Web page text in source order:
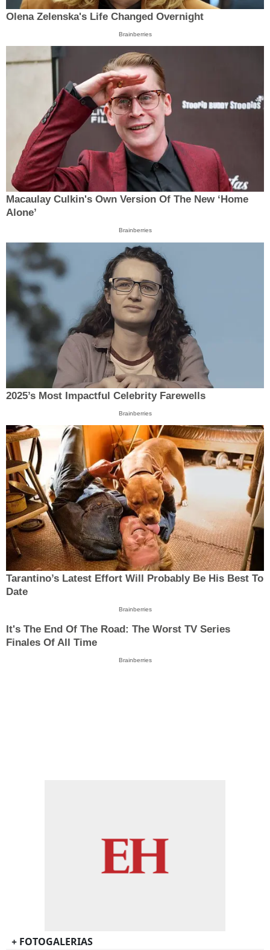
Olena Zelenska's Life Changed Overnight
Brainberries
Macaulay Culkin's Own Version Of The New ‘Home
Alone’
Brainberries
2025’s Most Impactful Celebrity Farewells
Brainberries
Tarantino’s Latest Effort Will Probably Be His Best To
Date
Brainberries
It's The End Of The Road: The Worst TV Series
Finales Of All Time
Brainberries
+ FOTOGALERIAS